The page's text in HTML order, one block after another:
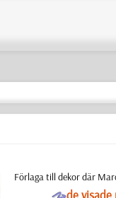
Förlaga till dekor där
Ode